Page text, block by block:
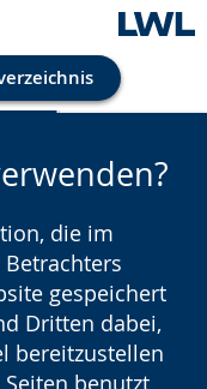
die im
gespeichert
Dritten dabei,
bereitzustellen
benutzt